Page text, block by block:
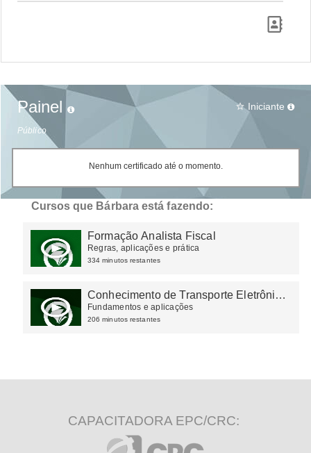
Painel
Público
star_border Iniciante
Nenhum certificado até o momento.
Cursos que Bárbara está fazendo:
Formação Analista Fiscal
Regras, aplicações e prática
334 minutos restantes
Conhecimento de Transporte Eletrônico
(CT-e)
Fundamentos e aplicações
206 minutos restantes
CAPACITADORA EPC/CRC: